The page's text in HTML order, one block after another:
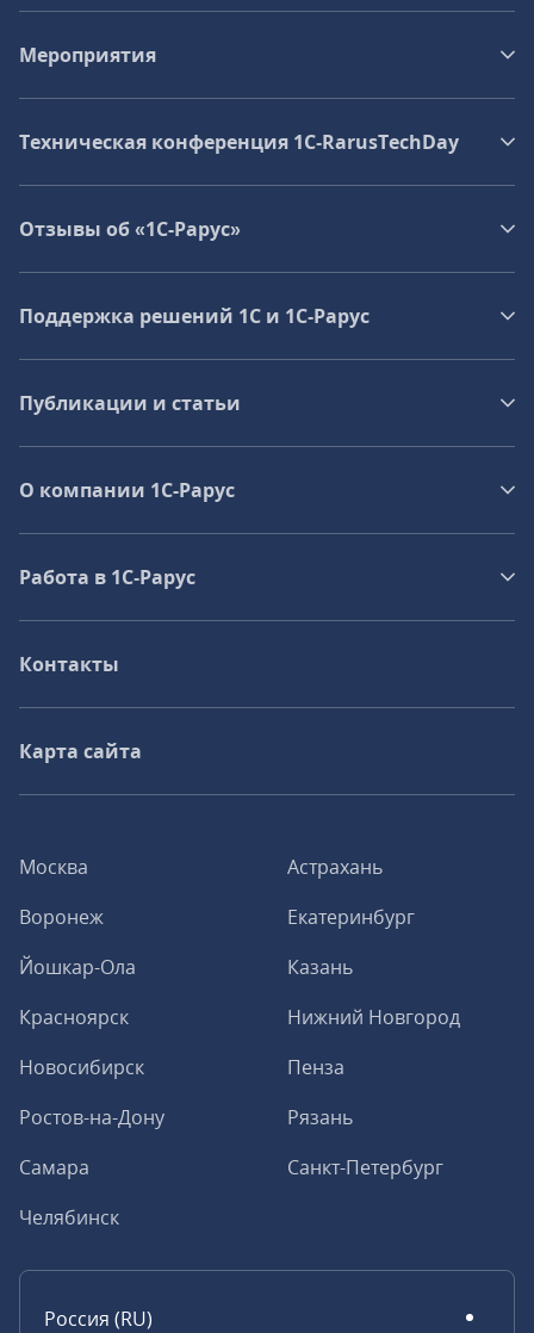
Москва
Астрахань
Воронеж
Екатеринбург
Йошкар-Ола
Казань
Красноярск
Нижний Новгород
Новосибирск
Пенза
Ростов-на-Дону
Рязань
Самара
Санкт-Петербург
Челябинск
Россия (RU)
Мероприятия
Техническая конференция 1C‑RarusTechDay
Отзывы об «1С-Рарус»
Поддержка решений 1С и 1С‑Рарус
Публикации и статьи
О компании 1C-Рарус
Работа в 1С‑Рарус
Контакты
Карта сайта